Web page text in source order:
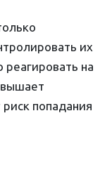
их
реагировать на
попадания